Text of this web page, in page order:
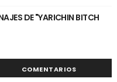
DE "YARICHIN BITCH
COMENTARIOS